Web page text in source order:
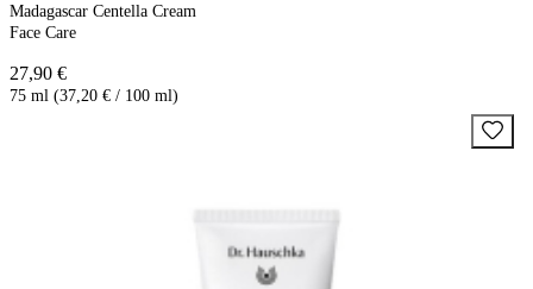
Madagascar Centella Cream
Face Care
27,90 €
75 ml (37,20 € / 100 ml)